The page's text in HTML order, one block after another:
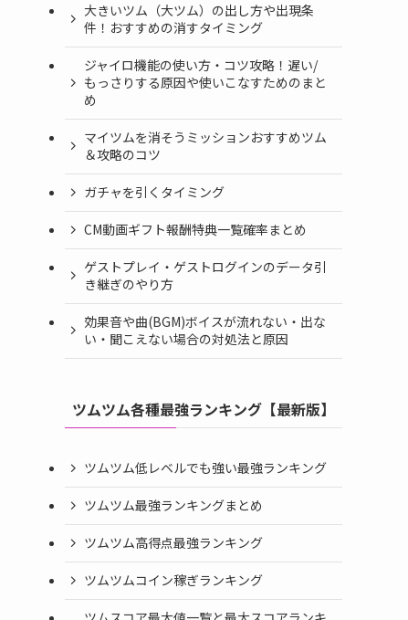
大きいツム（大ツム）の出し方や出現条
件！おすすめの消すタイミング
ジャイロ機能の使い方・コツ攻略！遅い/
もっさりする原因や使いこなすためのまと
め
マイツムを消そうミッションおすすめツム
＆攻略のコツ
ガチャを引くタイミング
CM動画ギフト報酬特典一覧確率まとめ
ゲストプレイ・ゲストログインのデータ引
き継ぎのやり方
効果音や曲(BGM)ボイスが流れない・出な
い・聞こえない場合の対処法と原因
ツムツム各種最強ランキング【最新版】
ツムツム低レベルでも強い最強ランキング
ツムツム最強ランキングまとめ
ツムツム高得点最強ランキング
ツムツムコイン稼ぎランキング